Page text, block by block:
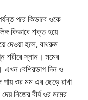
পরে কিভাবে ওকে
কিভাবে শক্ত হয়ে
দেওয়া হলে, বাথরুম
শরীরে স্নান। মমের
এখন বেশিরভাগ দিন ও
ওর মম এর ছেড়ে রাখা
নিজের বীর্য ওর মমের